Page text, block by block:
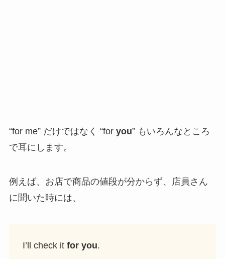
“for me” だけではなく “for you” もいろんなところ
で耳にします。
例えば、お店で商品の値段が分からず、店員さん
に聞いた時には、
I’ll check it for you.